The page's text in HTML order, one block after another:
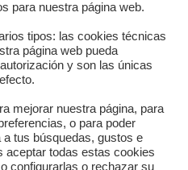
de contacto
para nuestra página web.
tipos: las cookies técnicas
página web pueda
y son las únicas
mejorar nuestra página, para
o para poder
tus búsquedas, gustos e
aceptar todas estas cookies
configurarlas o rechazar su